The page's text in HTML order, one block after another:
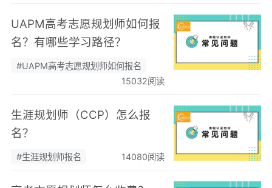
UAPM高考志愿规划师如何报
名？有哪些学习路径？
#UAPM高考志愿规划师如何报名
15032阅读
生涯规划师（CCP）怎么报
名？
#生涯规划师报名 14080阅读